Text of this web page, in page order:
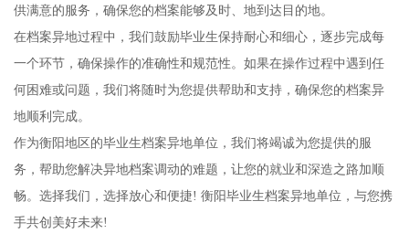
供满意的服务，确保您的档案能够及时、地到达目的地。
在档案异地过程中，我们鼓励毕业生保持耐心和细心，逐步完成每
一个环节，确保操作的准确性和规范性。如果在操作过程中遇到任
何困难或问题，我们将随时为您提供帮助和支持，确保您的档案异
地顺利完成。
作为衡阳地区的毕业生档案异地单位，我们将竭诚为您提供的服
务，帮助您解决异地档案调动的难题，让您的就业和深造之路加顺
畅。选择我们，选择放心和便捷! 衡阳毕业生档案异地单位，与您携
手共创美好未来!